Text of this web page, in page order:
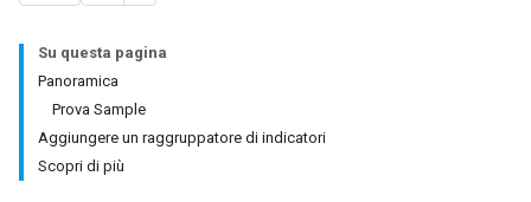
Su questa pagina
Panoramica
Prova Sample
Aggiungere un raggruppatore di indicatori
Scopri di più